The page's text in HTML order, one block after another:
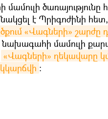
մամուլի
է Պրիգոժինի
«Վագների» շարժը
մամուլի
«Վագների» ղեկավարը
։